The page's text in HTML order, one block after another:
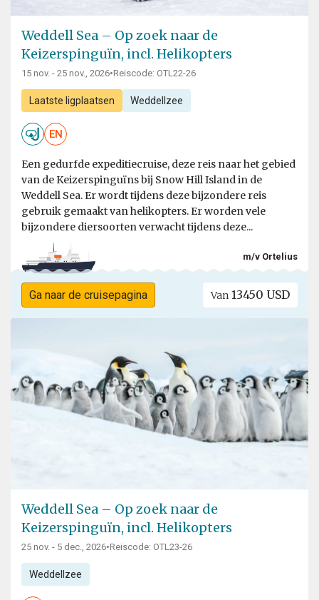
Weddell Sea – Op zoek naar de
Keizerspinguïn, incl. Helikopters
15 nov. - 25 nov., 2026•Reiscode: OTL22-26
Laatste ligplaatsen Weddellzee
EN
Een gedurfde expeditiecruise, deze reis naar het gebied
van de Keizerspinguïns bij Snow Hill Island in de
Weddell Sea. Er wordt tijdens deze bijzondere reis
gebruik gemaakt van helikopters. Er worden vele
bijzondere diersoorten verwacht tijdens deze...
m/v Ortelius
Ga naar de cruisepagina Van 13450 USD
Weddell Sea – Op zoek naar de
Keizerspinguïn, incl. Helikopters
25 nov. - 5 dec., 2026•Reiscode: OTL23-26
Weddellzee